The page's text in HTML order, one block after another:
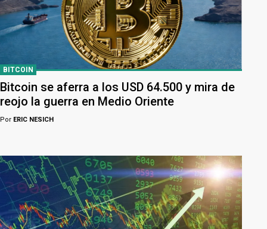
BITCOIN
Bitcoin se aferra a los USD 64.500 y mira de
reojo la guerra en Medio Oriente
Por ERIC NESICH